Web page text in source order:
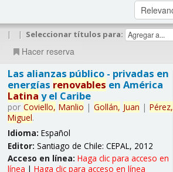
| | Seleccionar títulos para:
Hacer reserva
Las alianzas público - privadas en
energías renovables en América
Latina y el Caribe
por Coviello, Manlio | Gollán, Juan | Pérez,
Miguel.
Idioma: Español
Editor: Santiago de Chile: CEPAL, 2012
Acceso en línea: Haga clic para acceso en
línea | Haga clic para acceso en línea